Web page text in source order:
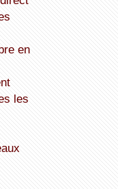
les